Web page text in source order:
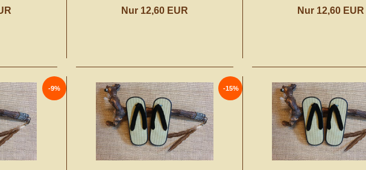
Nur 12,60 EUR Nur 12,60 EUR
-9% -15%